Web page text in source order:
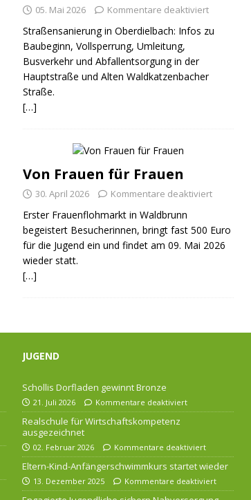
05. Mai 2026 Kommentare deaktiviert
Straßensanierung in Oberdielbach: Infos zu
Baubeginn, Vollsperrung, Umleitung,
Busverkehr und Abfallentsorgung in der
Hauptstraße und Alten Waldkatzenbacher
Straße.
[…]
Von Frauen für Frauen
30. April 2026 Kommentare deaktiviert
Erster Frauenflohmarkt in Waldbrunn
begeistert Besucherinnen, bringt fast 500 Euro
für die Jugend ein und findet am 09. Mai 2026
wieder statt.
[…]
JUGEND
Schollis Dorfladen gewinnt Bronze
21. Juli 2026 Kommentare deaktiviert
Realschule für Wirtschaftskompetenz
ausgezeichnet
02. Februar 2026 Kommentare deaktiviert
Eltern-Kind-Anfängerschwimmkurs startet wieder
13. Dezember 2025 Kommentare deaktiviert